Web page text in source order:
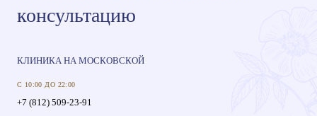
консультацию
КЛИНИКА НА МОСКОВСКОЙ
С 10:00 ДО 22:00
+7 (812) 509-23-91